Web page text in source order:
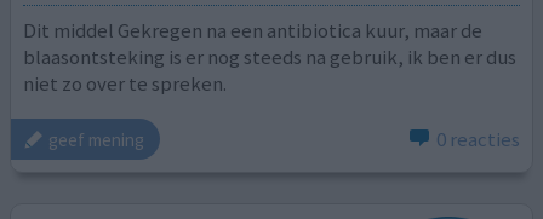
Dit middel Gekregen na een antibiotica kuur, maar de
blaasontsteking is er nog steeds na gebruik, ik ben er dus
niet zo over te spreken.
geef mening 0 reacties